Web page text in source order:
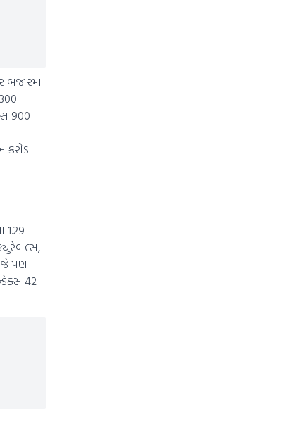
900
કરોડ
1.29
પણ
42